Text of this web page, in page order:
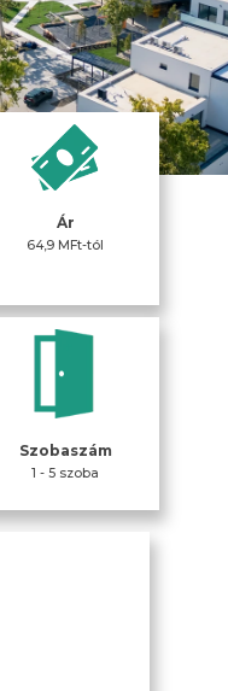
Ár
64,9 MFt-tól
Szobaszám
1 - 5 szoba